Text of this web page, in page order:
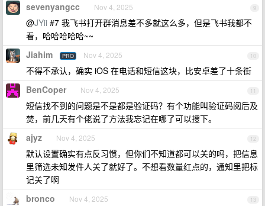
9
sevenyangcc Nov 4, 2025
@JYii #7 我飞书打开群消息差不多就这么多，但是飞书我都不
看，哈哈哈哈哈~~
10
Jiahim PRO Nov 4, 2025
不得不承认，确实 iOS 在电话和短信这块，比安卓差了十条街
11
BenCoper Nov 4, 2025
短信找不到的问题是不是都是验证码？有个功能叫验证码阅后及
焚，前几天有个佬说了方法我忘记在哪了可以搜下。
12
ajyz Nov 4, 2025
默认设置确实有点反习惯，但你们不知道都可以关的吗，把信息
里筛选未知发件人关了就好了。不想看数量红点的，通知里把标
记关了啊
13
bronco Nov 4, 2025